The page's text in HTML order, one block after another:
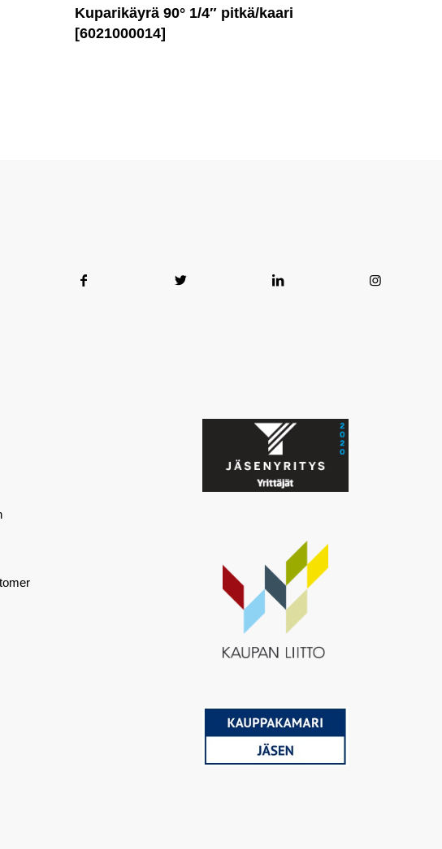
Kuparikäyrä 90° 1/4″ pitkä/kaari
[6021000014]